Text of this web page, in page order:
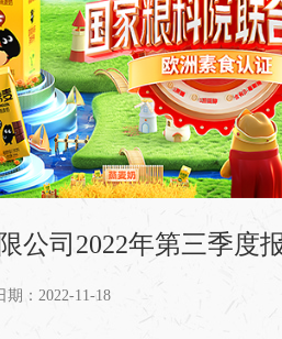
公司2022年第三季度
期：2022-11-18